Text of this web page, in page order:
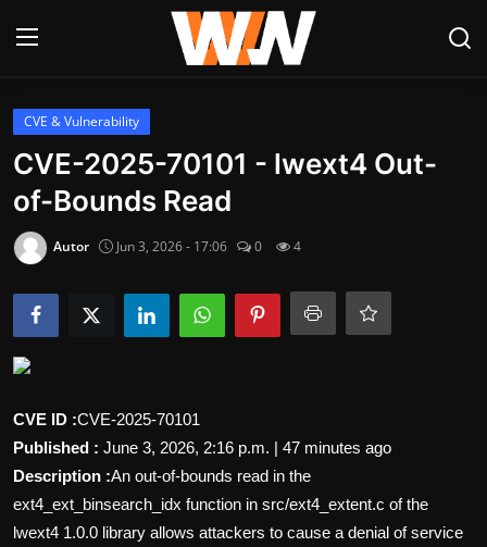
Anmelden
Datenschutzerklärung
Contact
Kultur & Unterhaltung
Lifestyle & Gesellschaft
Sport & Freizeit
Tech & IT-Security
Wirtschaft
CVE & Vulnerability
CVE-2025-70101 - lwext4 Out-
of-Bounds Read
Autor Jun 3, 2026 - 17:06 0 4
CVE ID :CVE-2025-70101
Published : June 3, 2026, 2:16 p.m. | 47 minutes ago
Description :An out-of-bounds read in the
ext4_ext_binsearch_idx function in src/ext4_extent.c of the
lwext4 1.0.0 library allows attackers to cause a denial of service